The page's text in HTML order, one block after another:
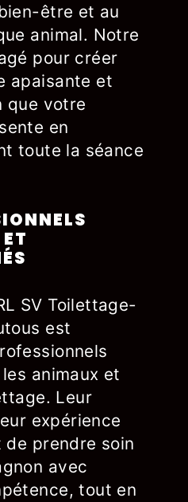
être et au
animal. Notre
pour créer
apaisante et
que votre
en
toute la séance
SV Toilettage-
est
animaux et
Leur
expérience
prendre soin
avec
tout en